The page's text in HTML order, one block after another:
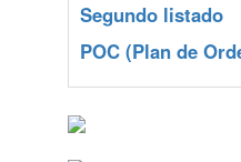
Segundo listado
POC (Plan de